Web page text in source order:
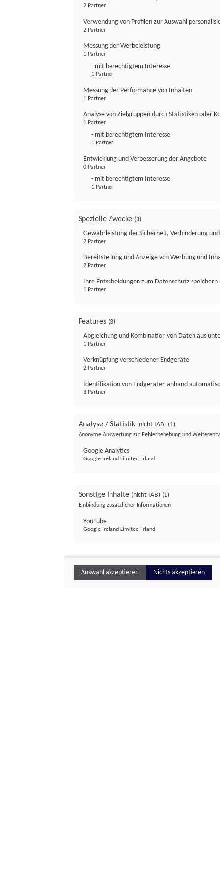
2 Partner
Verwendung von Profilen zur Auswahl
2 Partner
Messung der Werbeleistung
1 Partner
- mit berechtigtem Interesse
1 Partner
Messung der Performance von Inhalten
1 Partner
Analyse von Zielgruppen durch Statistiken oder
1 Partner
- mit berechtigtem Interesse
1 Partner
Entwicklung und Verbesserung der Angebote
0 Partner
- mit berechtigtem Interesse
1 Partner
Spezielle Zwecke (3)
Gewährleistung der Sicherheit, Verhinderung
2 Partner
Bereitstellung und Anzeige von Werbung und
2 Partner
Ihre Entscheidungen zum Datenschutz
1 Partner
Features (3)
Abgleichung und Kombination von Daten aus
1 Partner
Verknüpfung verschiedener Endgeräte
2 Partner
Identifikation von Endgeräten anhand
3 Partner
Analyse / Statistik (nicht IAB) (1)
Anonyme Auswertung zur Fehlerbehebung und
Google Analytics
Google Ireland Limited, Irland
Sonstige Inhalte (nicht IAB) (1)
Einbindung zusätzlicher Informationen
YouTube
Google Ireland Limited, Irland
Auswahl akzeptieren Nichts akzeptieren